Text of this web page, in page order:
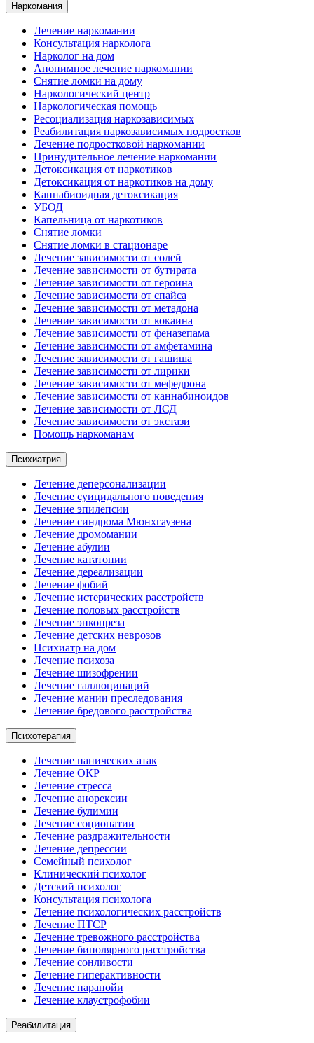
Наркомания
Лечение наркомании
Консультация нарколога
Нарколог на дом
Анонимное лечение наркомании
Снятие ломки на дому
Наркологический центр
Наркологическая помощь
Ресоциализация наркозависимых
Реабилитация наркозависимых подростков
Лечение подростковой наркомании
Принудительное лечение наркомании
Детоксикация от наркотиков
Детоксикация от наркотиков на дому
Каннабиоидная детоксикация
УБОД
Капельница от наркотиков
Снятие ломки
Снятие ломки в стационаре
Лечение зависимости от солей
Лечение зависимости от бутирата
Лечение зависимости от героина
Лечение зависимости от спайса
Лечение зависимости от метадона
Лечение зависимости от кокаина
Лечение зависимости от феназепама
Лечение зависимости от амфетамина
Лечение зависимости от гашиша
Лечение зависимости от лирики
Лечение зависимости от мефедрона
Лечение зависимости от каннабиноидов
Лечение зависимости от ЛСД
Лечение зависимости от экстази
Помощь наркоманам
Психиатрия
Лечение деперсонализации
Лечение суицидального поведения
Лечение эпилепсии
Лечение синдрома Мюнхгаузена
Лечение дромомании
Лечение абулии
Лечение кататонии
Лечение дереализации
Лечение фобий
Лечение истерических расстройств
Лечение половых расстройств
Лечение энкопреза
Лечение детских неврозов
Психиатр на дом
Лечение психоза
Лечение шизофрении
Лечение галлюцинаций
Лечение мании преследования
Лечение бредового расстройства
Психотерапия
Лечение панических атак
Лечение ОКР
Лечение стресса
Лечение анорексии
Лечение булимии
Лечение социопатии
Лечение раздражительности
Лечение депрессии
Семейный психолог
Клинический психолог
Детский психолог
Консультация психолога
Лечение психологических расстройств
Лечение ПТСР
Лечение тревожного расстройства
Лечение биполярного расстройства
Лечение сонливости
Лечение гиперактивности
Лечение паранойи
Лечение клаустрофобии
Реабилитация